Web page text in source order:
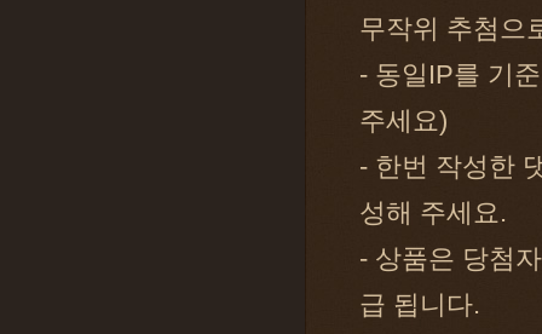
무작위 추첨으
- 동일IP를 기
주세요)
- 한번 작성한
성해 주세요.
- 상품은 당첨
급 됩니다.